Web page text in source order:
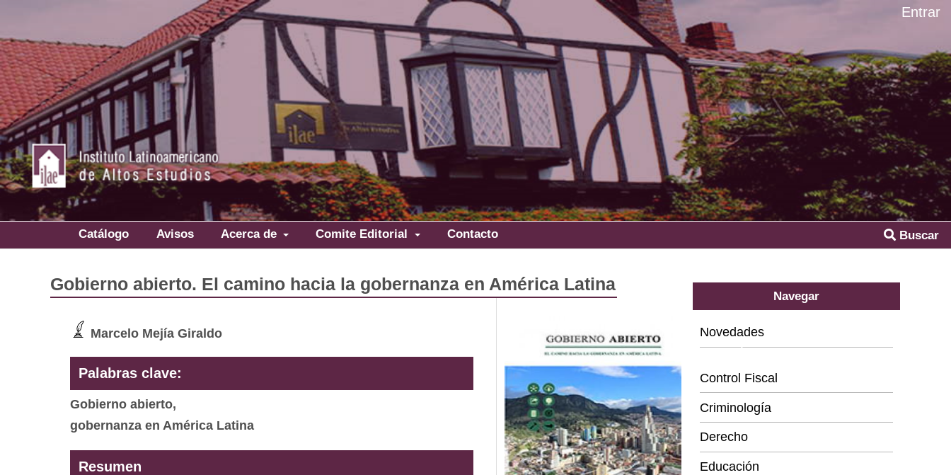
Catálogo Avisos Acerca de Comite Editorial Contacto Buscar
Entrar
Gobierno abierto. El camino hacia la gobernanza en América Latina
Marcelo Mejía Giraldo
Palabras clave:
Gobierno abierto,
gobernanza en América Latina
Resumen
Navegar
Novedades
Categorías
Control Fiscal
Criminología
Derecho
Educación